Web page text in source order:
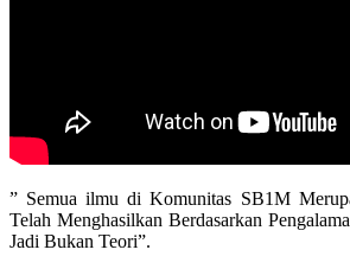
” Semua ilmu di Komunitas SB1M
Telah Menghasilkan Berdasarkan
Jadi Bukan Teori”.